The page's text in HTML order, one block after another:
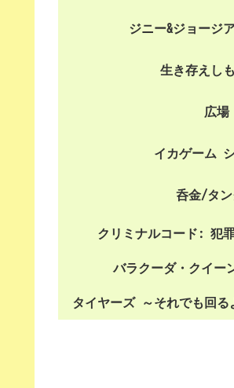
ジニー&ジョージ
生き存えし
広場
イカゲーム
呑金/タン
クリミナルコード: 犯
バラクーダ・クイー
タイヤーズ ～それでも回